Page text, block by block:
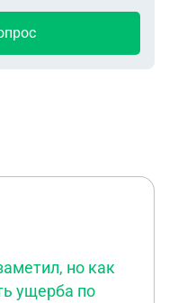
но как
ущерба по